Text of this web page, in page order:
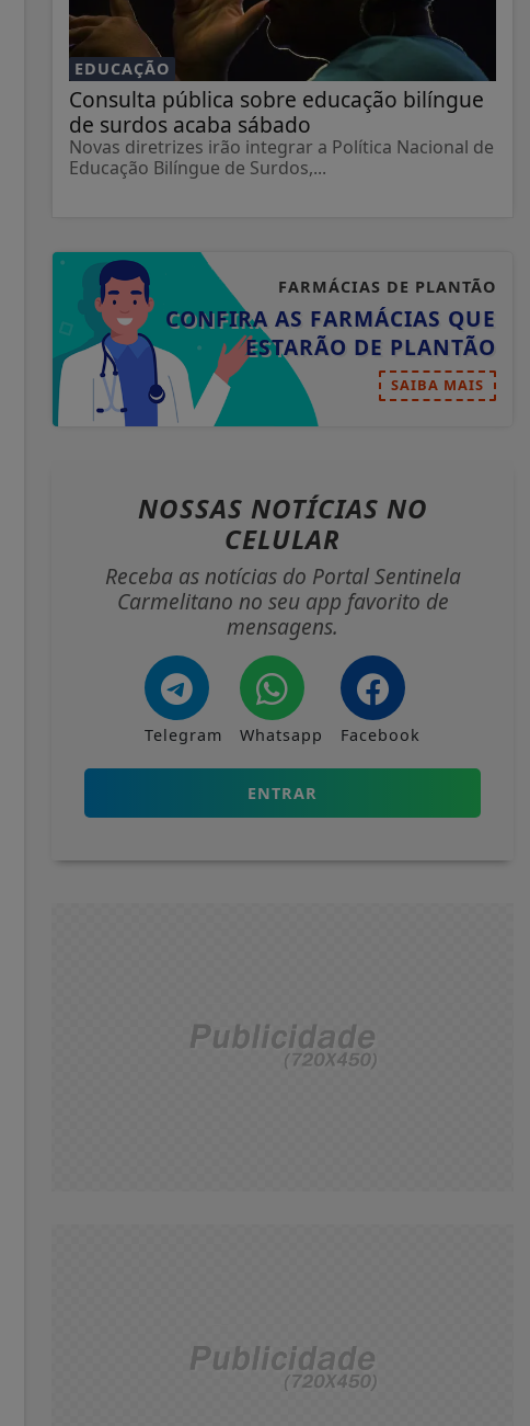
EDUCAÇÃO
Consulta pública sobre educação bilíngue
de surdos acaba sábado
Novas diretrizes irão integrar a Política Nacional de
Educação Bilíngue de Surdos,...
FARMÁCIAS DE PLANTÃO
CONFIRA AS FARMÁCIAS QUE
ESTARÃO DE PLANTÃO
SAIBA MAIS
NOSSAS NOTÍCIAS NO
CELULAR
Receba as notícias do Portal Sentinela
Carmelitano no seu app favorito de
mensagens.
Telegram Whatsapp Facebook
ENTRAR